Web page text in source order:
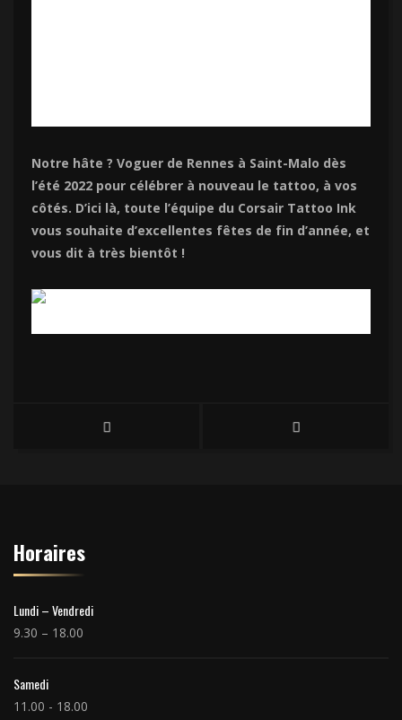
Notre hâte ? Voguer de Rennes à Saint-Malo dès
l’été 2022 pour célébrer à nouveau le tattoo, à vos
côtés. D’ici là, toute l’équipe du Corsair Tattoo Ink
vous souhaite d’excellentes fêtes de fin d’année, et
vous dit à très bientôt !
Horaires
Lundi – Vendredi
9.30 – 18.00
Samedi
11.00 - 18.00